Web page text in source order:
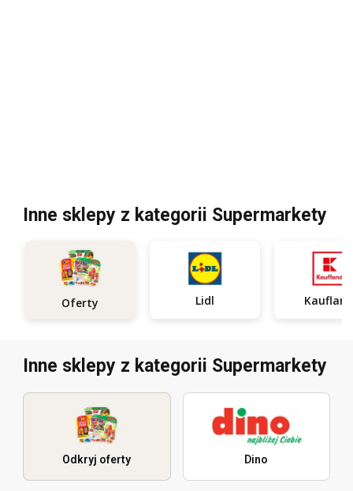
Inne sklepy z kategorii Supermarkety
Oferty Lidl
Inne sklepy z kategorii Supermarkety
Odkryj oferty Dino